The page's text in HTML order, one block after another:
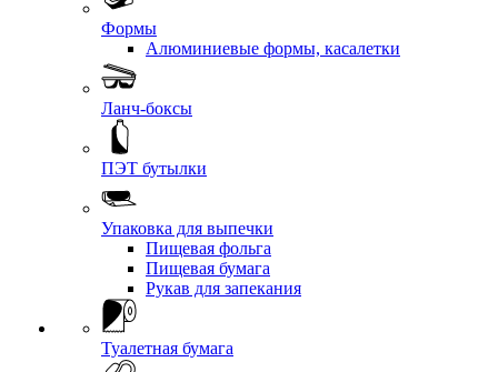
Формы
Алюминиевые формы, касалетки
Ланч-боксы
ПЭТ бутылки
Упаковка для выпечки
Пищевая фольга
Пищевая бумага
Рукав для запекания
Туалетная бумага